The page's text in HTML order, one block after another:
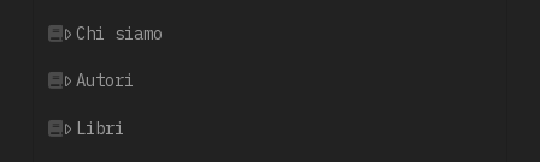
Chi siamo
Autori
Libri